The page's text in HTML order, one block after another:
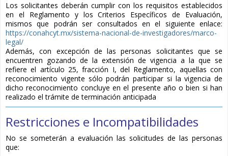
Los solicitantes deberán cumplir con los requisitos establecidos
en el Reglamento y los Criterios Específicos de Evaluación,
mismos que podrán ser consultados en el siguiente enlace:
https://conahcyt.mx/sistema-nacional-de-investigadores/marco-
legal/
Además, con excepción de las personas solicitantes que se
encuentren gozando de la extensión de vigencia a la que se
refiere el artículo 25, fracción I, del Reglamento, aquellas con
reconocimiento vigente sólo podrán participar si la vigencia de
dicho reconocimiento concluye en el presente año o bien si han
realizado el trámite de terminación anticipada
Restricciones e Incompatibilidades
No se someterán a evaluación las solicitudes de las personas
que: